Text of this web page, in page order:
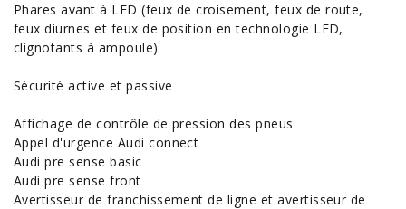
Phares avant à LED (feux de croisement, feux de route,
feux diurnes et feux de position en technologie LED,
clignotants à ampoule)
Sécurité active et passive
Affichage de contrôle de pression des pneus
Appel d'urgence Audi connect
Audi pre sense basic
Audi pre sense front
Avertisseur de franchissement de ligne et avertisseur de